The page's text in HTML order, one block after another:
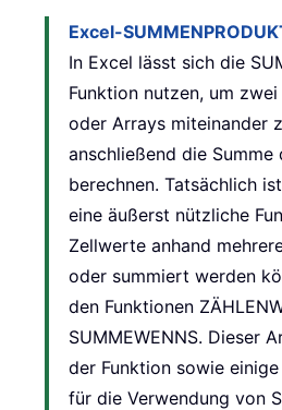
Excel-
In Excel lässt sich die
Funktion nutzen, um
oder Arrays miteinander
anschließend die
berechnen. Tatsächlich
eine äußerst nützliche
Zellwerte anhand
oder summiert werden
den Funktionen
SUMMEWENNS. Dieser
der Funktion sowie
für die Verwendung von